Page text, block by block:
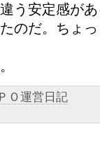
う安定感が
のだ。ちょ
Ｏ運営日記